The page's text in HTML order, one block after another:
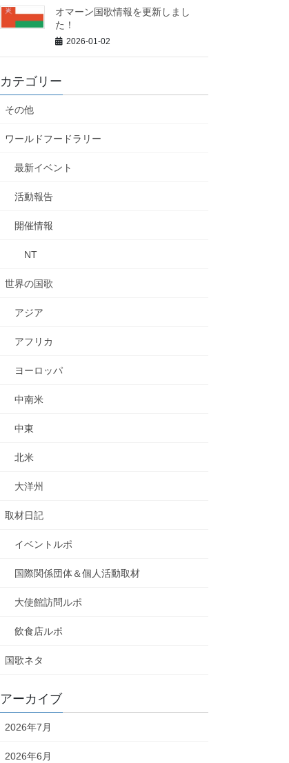
オマーン国歌情報を更新しまし
た！
2026-01-02
カテゴリー
その他
ワールドフードラリー
最新イベント
活動報告
開催情報
NT
世界の国歌
アジア
アフリカ
ヨーロッパ
中南米
中東
北米
大洋州
取材日記
イベントルポ
国際関係団体＆個人活動取材
大使館訪問ルポ
飲食店ルポ
国歌ネタ
アーカイブ
2026年7月
2026年6月